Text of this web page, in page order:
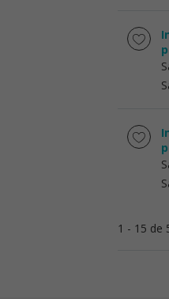
1 - 15 de